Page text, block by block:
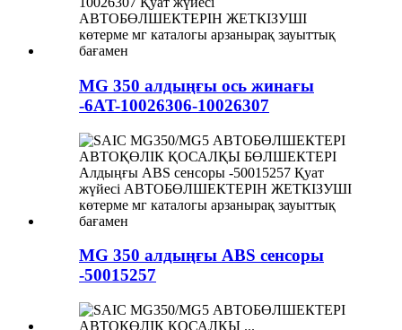
MG 350 алдыңғы ось жинағы
-6AT-10026306-10026307
MG 350 алдыңғы ABS сенсоры
-50015257